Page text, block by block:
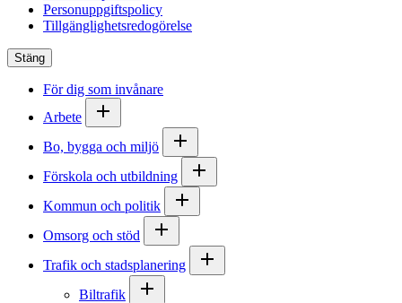
Personuppgiftspolicy
Tillgänglighetsredogörelse
Stäng
För dig som invånare
Arbete
Bo, bygga och miljö
Förskola och utbildning
Kommun och politik
Omsorg och stöd
Trafik och stadsplanering
Biltrafik